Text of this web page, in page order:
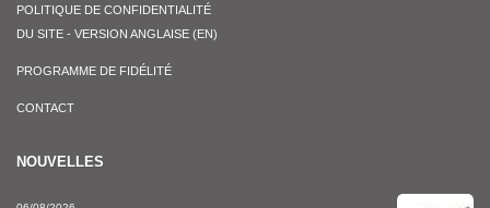
POLITIQUE DE CONFIDENTIALITÉ
DU SITE - VERSION ANGLAISE (EN)
PROGRAMME DE FIDÉLITÉ
CONTACT
NOUVELLES